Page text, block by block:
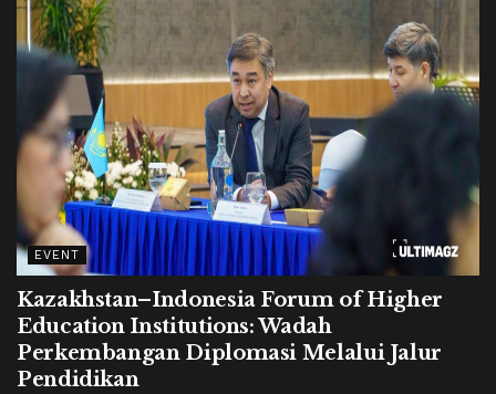
EVENT
Kazakhstan–Indonesia Forum of Higher
Education Institutions: Wadah
Perkembangan Diplomasi Melalui Jalur
Pendidikan